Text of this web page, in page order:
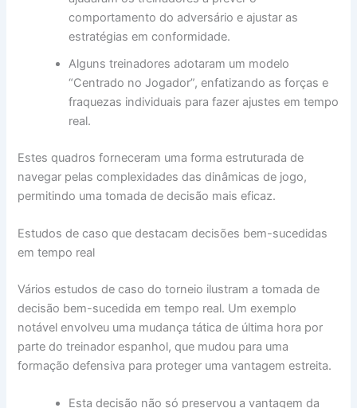
comportamento do adversário e ajustar as
estratégias em conformidade.
Alguns treinadores adotaram um modelo
“Centrado no Jogador”, enfatizando as forças e
fraquezas individuais para fazer ajustes em tempo
real.
Estes quadros forneceram uma forma estruturada de
navegar pelas complexidades das dinâmicas de jogo,
permitindo uma tomada de decisão mais eficaz.
Estudos de caso que destacam decisões bem-sucedidas
em tempo real
Vários estudos de caso do torneio ilustram a tomada de
decisão bem-sucedida em tempo real. Um exemplo
notável envolveu uma mudança tática de última hora por
parte do treinador espanhol, que mudou para uma
formação defensiva para proteger uma vantagem estreita.
Esta decisão não só preservou a vantagem da